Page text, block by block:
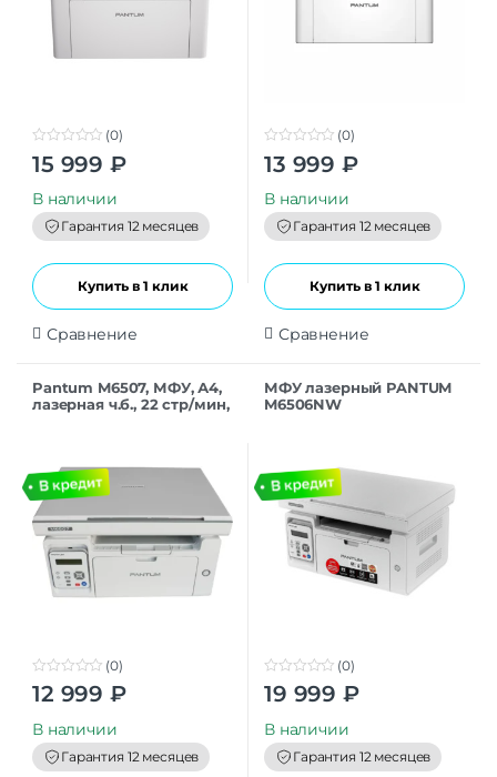
0
t
o
f
5
(0)
15 999 ₽
В наличии
Гарантия 12 месяцев
Купить в 1 клик
Сравнение
0
t
o
f
5
(0)
13 999 ₽
В наличии
Гарантия 12 месяцев
Купить в 1 клик
Сравнение
Pantum M6507, МФУ, А4,
лазерная ч.б., 22 стр/мин,
0
t
o
f
5
(0)
12 999 ₽
В наличии
Гарантия 12 месяцев
МФУ лазерный PANTUM
M6506NW
0
t
o
f
5
(0)
19 999 ₽
В наличии
Гарантия 12 месяцев